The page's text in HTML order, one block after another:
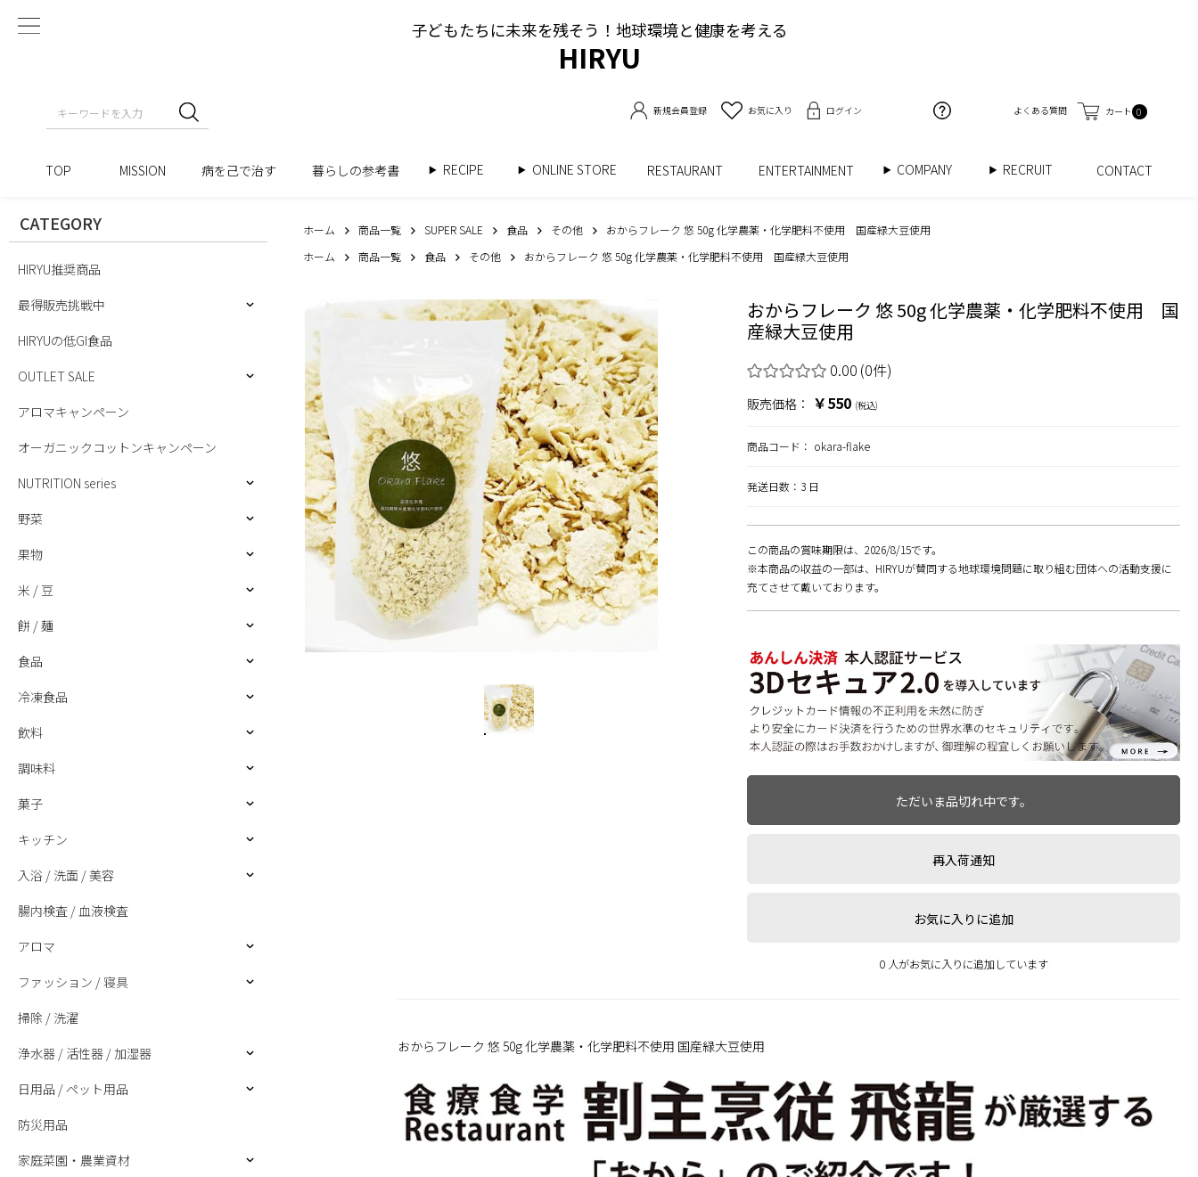
子どもたちに未来を残そう！地球環境と健康を考える
HIRYU
新規会員登録 お気に入り ログイン よくある質問 カート 0
TOP MISSION 病を己で治す 暮らしの参考書 RECIPE ONLINE STORE RESTAURANT ENTERTAINMENT COMPANY RECRUIT CONTACT
CATEGORY
HIRYU推奨商品
最得販売挑戦中
HIRYUの低GI食品
OUTLET SALE
アロマキャンペーン
オーガニックコットンキャンペーン
NUTRITION series
野菜
果物
米 / 豆
餅 / 麺
食品
冷凍食品
飲料
調味料
菓子
キッチン
入浴 / 洗面 / 美容
腸内検査 / 血液検査
アロマ
ファッション / 寝具
掃除 / 洗濯
浄水器 / 活性器 / 加湿器
日用品 / ペット用品
防災用品
家庭菜園・農業資材
ホーム 商品一覧 SUPER SALE 食品 その他
おからフレーク 悠 50g 化学農薬・化学肥料不使用 国産緑大豆使用
ホーム
商品一覧 食品 その他 おからフレーク 悠 50g 化学農薬・化学肥料不使用 国産緑大豆使用
おからフレーク 悠 50g 化学農薬・化学肥料不使用 国
産緑大豆使用
0.00 (0件)
販売価格： ￥550 (税込)
商品コード： okara-flake
発送日数：3 日
この商品の賞味期限は、2026/8/15です。
※本商品の収益の一部は、HIRYUが賛同する地球環境問題に取り組む団体への活動支援に
充てさせて戴いております。
ただいま品切れ中です。
再入荷通知
お気に入りに追加
0 人がお気に入りに追加しています
おからフレーク 悠 50g 化学農薬・化学肥料不使用 国産緑大豆使用